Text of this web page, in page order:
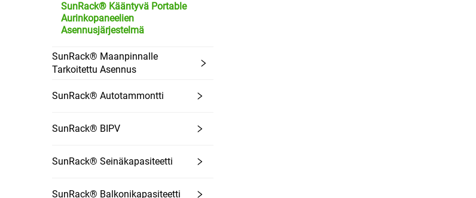
SunRack® Kääntyvä Portable
Aurinkopaneelien
Asennusjärjestelmä
SunRack® Maanpinnalle
Tarkoitettu Asennus
SunRack® Autotammontti
SunRack® BIPV
SunRack® Seinäkapasiteetti
SunRack® Balkonikapasiteetti